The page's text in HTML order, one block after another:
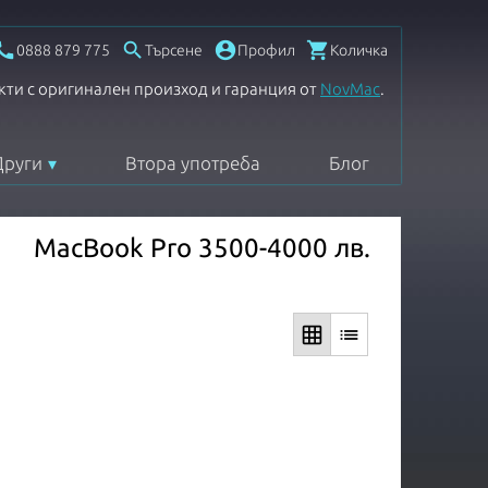
0888 879 775  Търсене Профил Количка
с оригинален произход и гаранция от NovMac.
Втора употреба Блог
MacBook Pro 3500-4000 лв.
grid_on list